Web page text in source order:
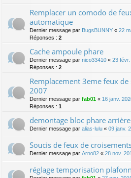
Remplacer un comodo de
automatique
Dernier message par BugsBUNNY « 22
Réponses : 2
Cache ampoule phare
Dernier message par nico33410 « 23
Réponses : 2
Remplacement 3eme feux
2007
Dernier message par fab01 « 16 janv.
Réponses : 1
demontage bloc phare
Dernier message par alias-lulu « 09 janv.
Soucis de feux de
Dernier message par Arno82 « 28 nov.
réglage temporisation